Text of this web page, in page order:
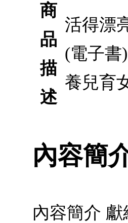
商
品
描
述
活得漂
(電子書
養兒育
內容簡
內容簡介